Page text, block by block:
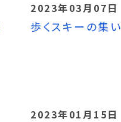
2023年03月07日
歩くスキーの集い
2023年01月15日